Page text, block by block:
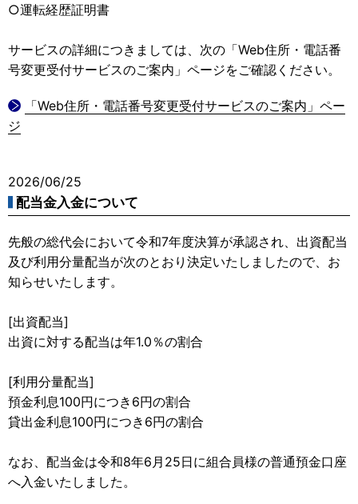
○運転経歴証明書
サービスの詳細につきましては、次の「Web住所・電話番
号変更受付サービスのご案内」ページをご確認ください。
「Web住所・電話番号変更受付サービスのご案内」ペー
ジ
2026/06/25
配当金入金について
先般の総代会において令和7年度決算が承認され、出資配当
及び利用分量配当が次のとおり決定いたしましたので、お
知らせいたします。
[出資配当]
出資に対する配当は年1.0％の割合
[利用分量配当]
預金利息100円につき6円の割合
貸出金利息100円につき6円の割合
なお、配当金は令和8年6月25日に組合員様の普通預金口座
へ入金いたしました。